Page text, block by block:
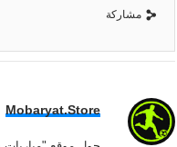
مشاركة
Mobaryat.store